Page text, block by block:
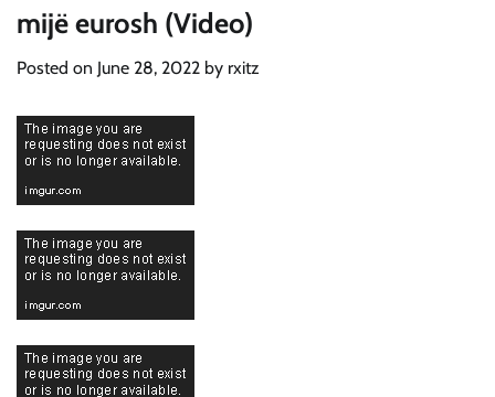
mijë eurosh (Video)
Posted on June 28, 2022 by rxitz